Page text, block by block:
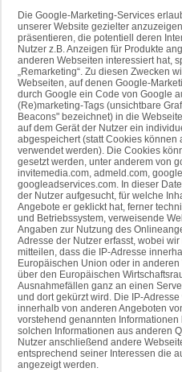
Die Google-Marketing-Services
unserer Website gezielter
präsentieren, die potentiell deren
Nutzer z.B. Anzeigen für Produkte
anderen Webseiten interessiert hat,
„Remarketing“. Zu diesen Zwecken
Webseiten, auf denen Google-
durch Google ein Code von Google
(Re)marketing-Tags (unsichtbare
Beacons" bezeichnet) in die
auf dem Gerät der Nutzer ein
abgespeichert (statt Cookies
verwendet werden). Die Cookies
gesetzt werden, unter anderem von
invitemedia.com, admeld.com,
googleadservices.com. In dieser
der Nutzer aufgesucht, für welche
Angebote er geklickt hat, ferner
und Betriebssystem, verweisende
Angaben zur Nutzung des
Adresse der Nutzer erfasst, wobei
mitteilen, dass die IP-Adresse
Europäischen Union oder in
über den Europäischen
Ausnahmefällen ganz an einen
und dort gekürzt wird. Die IP-
innerhalb von anderen Angeboten
vorstehend genannten
solchen Informationen aus anderen
Nutzer anschließend andere
entsprechend seiner Interessen die
angezeigt werden.